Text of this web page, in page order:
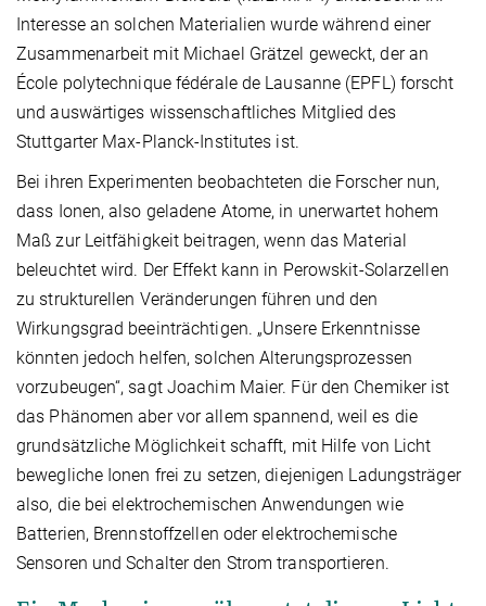
Interesse an solchen Materialien wurde während einer
Zusammenarbeit mit Michael Grätzel geweckt, der an
École polytechnique fédérale de Lausanne (EPFL) forscht
und auswärtiges wissenschaftliches Mitglied des
Stuttgarter Max-Planck-Institutes ist.
Bei ihren Experimenten beobachteten die Forscher nun,
dass Ionen, also geladene Atome, in unerwartet hohem
Maß zur Leitfähigkeit beitragen, wenn das Material
beleuchtet wird. Der Effekt kann in Perowskit-Solarzellen
zu strukturellen Veränderungen führen und den
Wirkungsgrad beeinträchtigen. „Unsere Erkenntnisse
könnten jedoch helfen, solchen Alterungsprozessen
vorzubeugen“, sagt Joachim Maier. Für den Chemiker ist
das Phänomen aber vor allem spannend, weil es die
grundsätzliche Möglichkeit schafft, mit Hilfe von Licht
bewegliche Ionen frei zu setzen, diejenigen Ladungsträger
also, die bei elektrochemischen Anwendungen wie
Batterien, Brennstoffzellen oder elektrochemische
Sensoren und Schalter den Strom transportieren.